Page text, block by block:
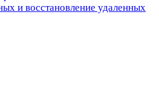
и восстановление удаленных